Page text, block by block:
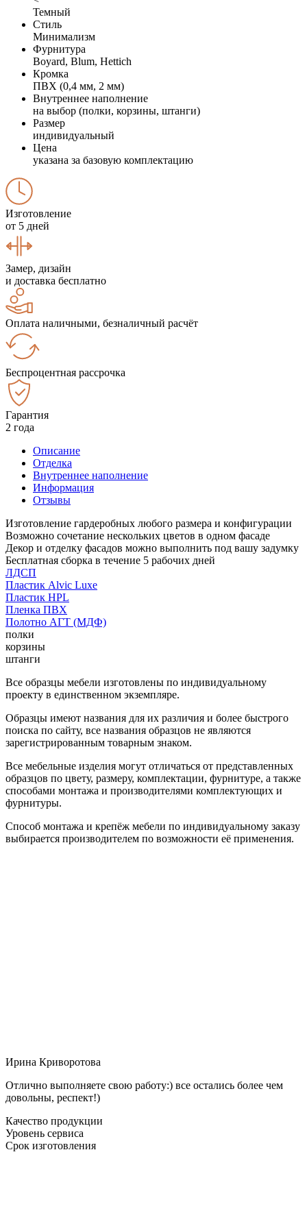
Темный
Стиль
Минимализм
Фурнитура
Boyard, Blum, Hettich
Кромка
ПВХ (0,4 мм, 2 мм)
Внутреннее наполнение
на выбор (полки, корзины, штанги)
Размер
индивидуальный
Цена
указана за базовую комплектацию
Изготовление
от 5 дней
Замер, дизайн
и доставка бесплатно
Оплата наличными, безналичный расчёт
Беспроцентная рассрочка
Гарантия
2 года
Описание
Отделка
Внутреннее наполнение
Информация
Отзывы
Изготовление гардеробных любого размера и конфигурации
Возможно сочетание нескольких цветов в одном фасаде
Декор и отделку фасадов можно выполнить под вашу задумку
Бесплатная сборка в течение 5 рабочих дней
ЛДСП
Пластик Alvic Luxe
Пластик HPL
Пленка ПВХ
Полотно АГТ (МДФ)
полки
корзины
штанги
Все образцы мебели изготовлены по индивидуальному
проекту в единственном экземпляре.
Образцы имеют названия для их различия и более быстрого
поиска по сайту, все названия образцов не являются
зарегистрированным товарным знаком.
Все мебельные изделия могут отличаться от представленных
образцов по цвету, размеру, комплектации, фурнитуре, а также
способами монтажа и производителями комплектующих и
фурнитуры.
Способ монтажа и крепёж мебели по индивидуальному заказу
выбирается производителем по возможности её применения.
Ирина Криворотова
Отлично выполняете свою работу:) все остались более чем
довольны, респект!)
Качество продукции
Уровень сервиса
Срок изготовления